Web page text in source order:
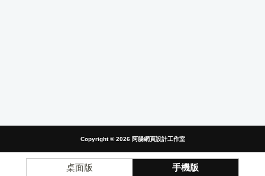
Copyright © 2026 阿腸網頁設計工作室
桌面版 手機版